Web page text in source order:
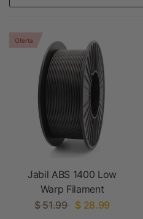
Oferta
Jabil ABS 1400 Low
Warp Filament
$ 51.99
$ 28.99